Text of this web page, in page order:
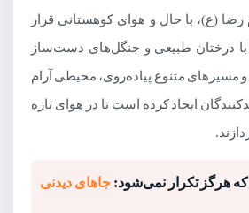
رضا (ع)، با حال و هوای کوهستانی قرار
درختان طبیعی و جنگل‌های دست‌ساز
و مسیرهای متنوع پیاده‌روی، محیطی آرام
ایجاد کرده است تا در هوای تازه
هرگز تکرار نمی‌شود: جاهای دیدنی